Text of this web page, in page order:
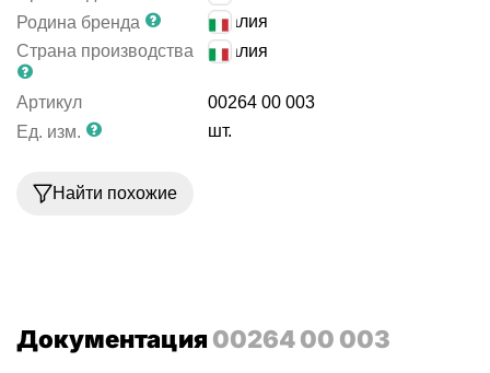
Родина бренда
Италия
Страна производства
Италия
Артикул
00264 00 003
Ед. изм.
шт.
Найти похожие
Документация 00264 00 003